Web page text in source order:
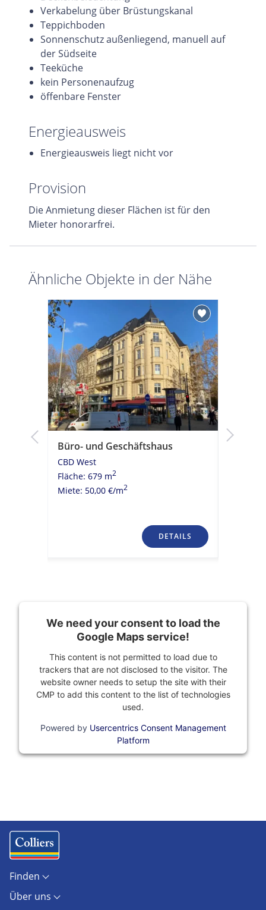
Verkabelung über Brüstungskanal
Teppichboden
Sonnenschutz außenliegend, manuell auf
der Südseite
Teeküche
kein Personenaufzug
öffenbare Fenster
Energieausweis
Energieausweis liegt nicht vor
Provision
Die Anmietung dieser Flächen ist für den
Mieter honorarfrei.
Ähnliche Objekte in der Nähe
Büro- und Geschäftshaus
CBD West
Fläche: 679 m2
Miete: 50,00 €/m2
DETAILS
We need your consent to load the
Google Maps service!
This content is not permitted to load due to
trackers that are not disclosed to the visitor. The
website owner needs to setup the site with their
CMP to add this content to the list of technologies
used.
Powered by Usercentrics Consent Management
Platform
Finden
Standorte
Über uns